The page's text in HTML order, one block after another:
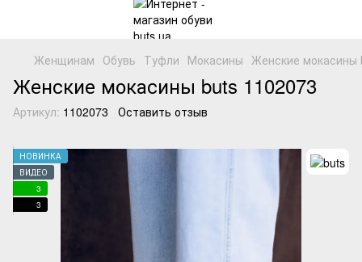
Женщинам Обувь Туфли Мокасины Женские мокасины
Женские мокасины buts 1102073
Артикул: 1102073 Оставить отзыв
НОВИНКА
ВИДЕО
3
3